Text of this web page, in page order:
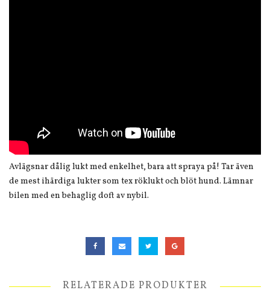
Avlägsnar dålig lukt med enkelhet, bara att spraya på! Tar även
de mest ihärdiga lukter som tex röklukt och blöt hund. Lämnar
bilen med en behaglig doft av nybil.
RELATERADE PRODUKTER